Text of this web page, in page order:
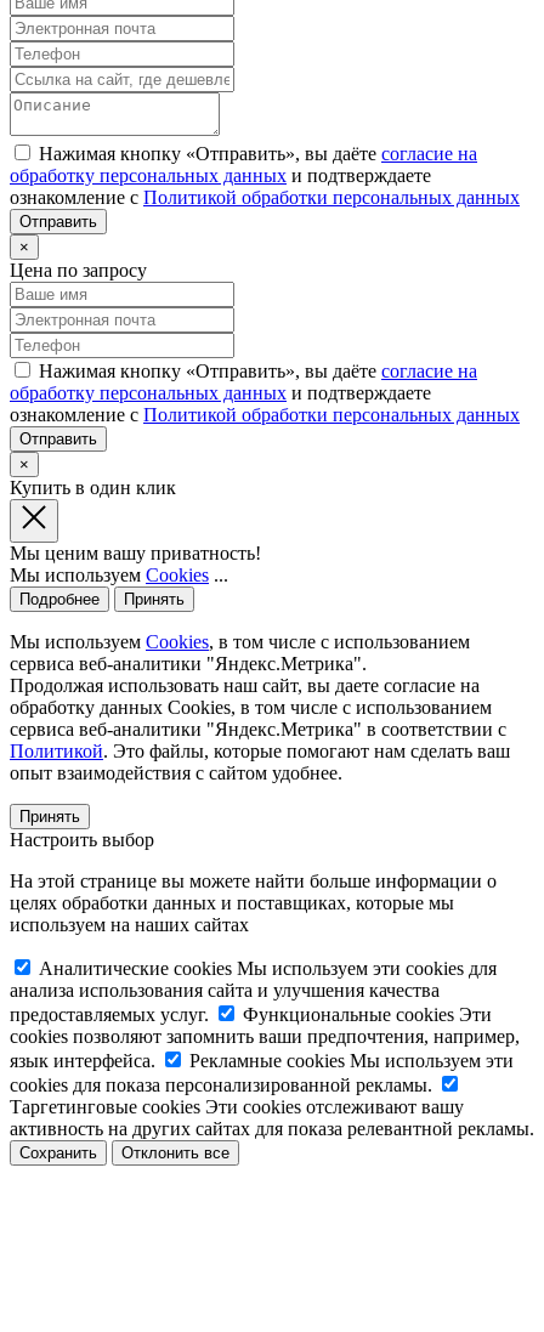
Нажимая кнопку «Отправить», вы даёте согласие на
обработку персональных данных и подтверждаете
ознакомление с Политикой обработки персональных данных
×
Цена по запросу
Нажимая кнопку «Отправить», вы даёте согласие на
обработку персональных данных и подтверждаете
ознакомление с Политикой обработки персональных данных
×
Купить в один клик
Мы ценим вашу приватность!
Мы используем Cookies ...
Подробнее Принять
Мы используем Cookies, в том числе с использованием
сервиса веб-аналитики "Яндекс.Метрика".
Продолжая использовать наш сайт, вы даете согласие на
обработку данных Cookies, в том числе с использованием
сервиса веб-аналитики "Яндекс.Метрика" в соответствии с
Политикой. Это файлы, которые помогают нам сделать ваш
опыт взаимодействия с сайтом удобнее.
Принять
Настроить выбор
На этой странице вы можете найти больше информации о
целях обработки данных и поставщиках, которые мы
используем на наших сайтах
Аналитические cookies Мы используем эти cookies для
анализа использования сайта и улучшения качества
предоставляемых услуг.
Функциональные cookies Эти
cookies позволяют запомнить ваши предпочтения, например,
язык интерфейса.
Рекламные cookies Мы используем эти
cookies для показа персонализированной рекламы.
Таргетинговые cookies Эти cookies отслеживают вашу
активность на других сайтах для показа релевантной рекламы.
Сохранить Отклонить все